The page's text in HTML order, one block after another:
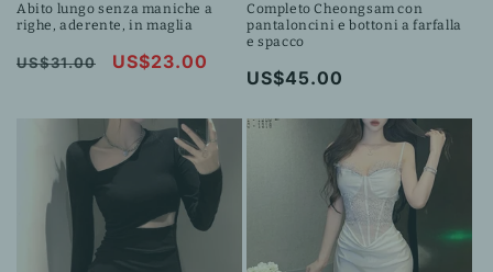
Abito lungo senza maniche a
righe, aderente, in maglia
Prezzo
listino
US$31.00
Prezzo
US$23.00
Completo Cheongsam con
pantaloncini e bottoni a farfalla
e spacco
Prezzo
listino
US$45.00